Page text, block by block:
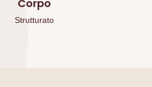
Corpo
Strutturato